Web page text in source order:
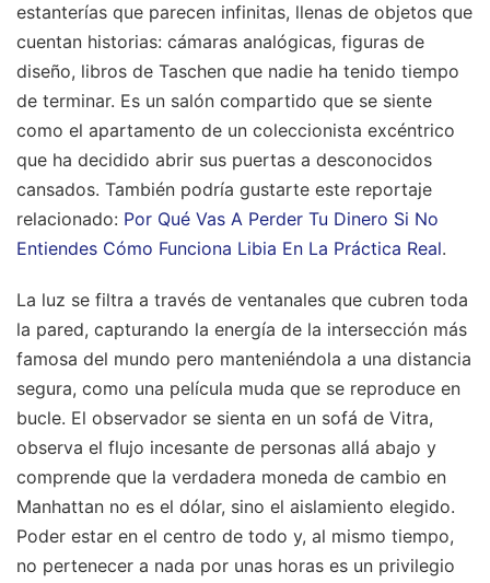
estanterías que parecen infinitas, llenas de objetos que
cuentan historias: cámaras analógicas, figuras de
diseño, libros de Taschen que nadie ha tenido tiempo
de terminar. Es un salón compartido que se siente
como el apartamento de un coleccionista excéntrico
que ha decidido abrir sus puertas a desconocidos
cansados. También podría gustarte este reportaje
relacionado: Por Qué Vas A Perder Tu Dinero Si No
Entiendes Cómo Funciona Libia En La Práctica Real.
La luz se filtra a través de ventanales que cubren toda
la pared, capturando la energía de la intersección más
famosa del mundo pero manteniéndola a una distancia
segura, como una película muda que se reproduce en
bucle. El observador se sienta en un sofá de Vitra,
observa el flujo incesante de personas allá abajo y
comprende que la verdadera moneda de cambio en
Manhattan no es el dólar, sino el aislamiento elegido.
Poder estar en el centro de todo y, al mismo tiempo,
no pertenecer a nada por unas horas es un privilegio